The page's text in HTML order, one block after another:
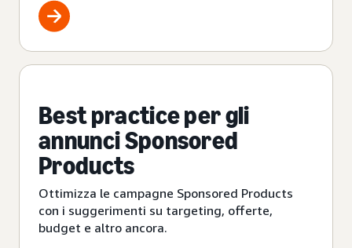
Best practice per gli
annunci Sponsored
Products
Ottimizza le campagne Sponsored Products
con i suggerimenti su targeting, offerte,
budget e altro ancora.